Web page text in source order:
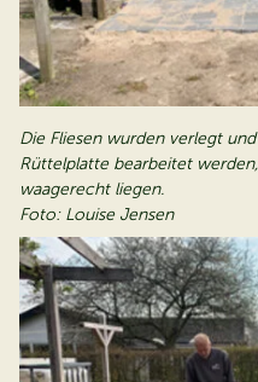
Die Fliesen wurden verlegt
Rüttelplatte bearbeitet
waagerecht liegen.
Foto: Louise Jensen